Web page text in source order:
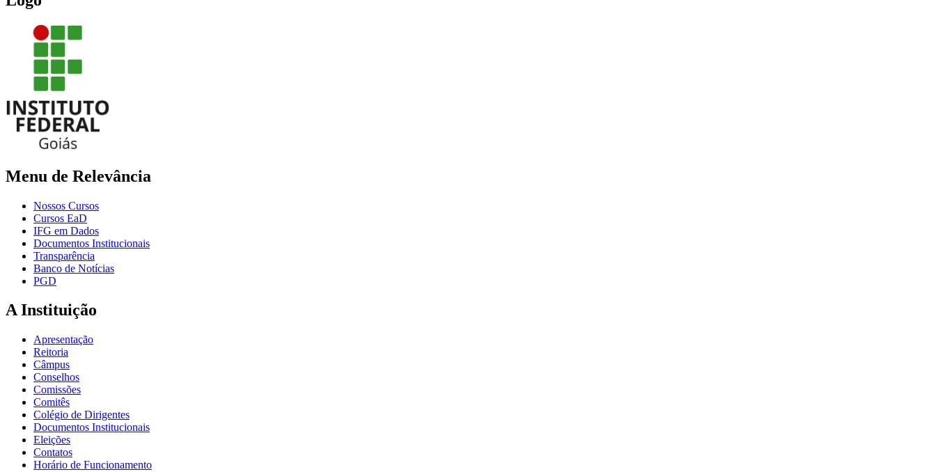
Menu de Relevância
Nossos Cursos
Cursos EaD
IFG em Dados
Documentos Institucionais
Transparência
Banco de Notícias
PGD
A Instituição
Apresentação
Reitoria
Câmpus
Conselhos
Comissões
Comitês
Colégio de Dirigentes
Documentos Institucionais
Eleições
Contatos
Horário de Funcionamento